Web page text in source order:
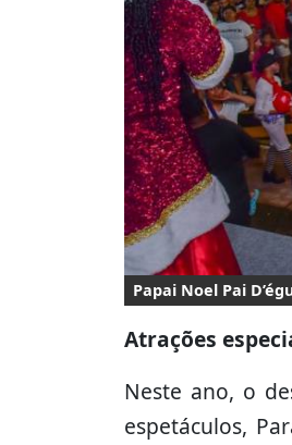
Papai Noel Pai
Atrações
Neste ano, o
espetáculos,